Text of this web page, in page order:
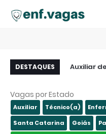
DESTAQUES
Auxiliar
de E-mails dos
Vagas por Estado
Auxiliar Técnico(a)
Santa Catarina
Goiás